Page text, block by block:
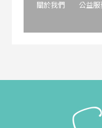
關於我們 公益服